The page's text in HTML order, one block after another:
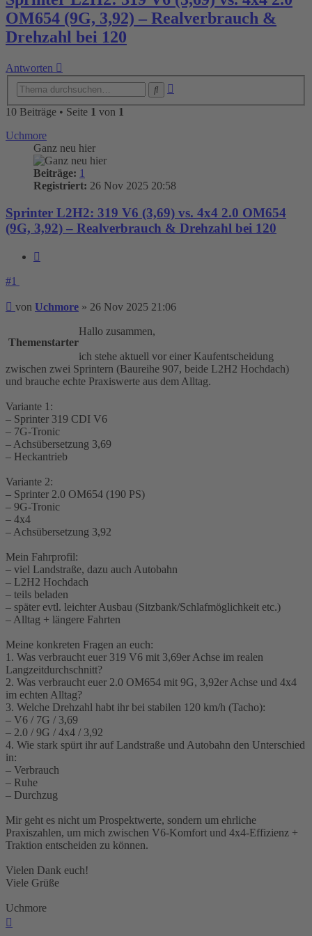
OM654 (9G, 3,92) – Realverbrauch &
Drehzahl bei 120
Antworten
10 Beiträge • Seite 1 von 1
Uchmore
Ganz neu hier
Beiträge: 1
Registriert: 26 Nov 2025 20:58
Sprinter L2H2: 319 V6 (3,69) vs. 4x4 2.0 OM654
(9G, 3,92) – Realverbrauch & Drehzahl bei 120
#1
Beitrag
von Uchmore » 26 Nov 2025 21:06
Themenstarter
Hallo zusammen,
ich stehe aktuell vor einer Kaufentscheidung
zwischen zwei Sprintern (Baureihe 907, beide L2H2 Hochdach)
und brauche echte Praxiswerte aus dem Alltag.
Variante 1:
– Sprinter 319 CDI V6
– 7G-Tronic
– Achsübersetzung 3,69
– Heckantrieb
Variante 2:
– Sprinter 2.0 OM654 (190 PS)
– 9G-Tronic
– 4x4
– Achsübersetzung 3,92
Mein Fahrprofil:
– viel Landstraße, dazu auch Autobahn
– L2H2 Hochdach
– teils beladen
– später evtl. leichter Ausbau (Sitzbank/Schlafmöglichkeit etc.)
– Alltag + längere Fahrten
Meine konkreten Fragen an euch:
1. Was verbraucht euer 319 V6 mit 3,69er Achse im realen
Langzeitdurchschnitt?
2. Was verbraucht euer 2.0 OM654 mit 9G, 3,92er Achse und 4x4
im echten Alltag?
3. Welche Drehzahl habt ihr bei stabilen 120 km/h (Tacho):
– V6 / 7G / 3,69
– 2.0 / 9G / 4x4 / 3,92
4. Wie stark spürt ihr auf Landstraße und Autobahn den Unterschied
in:
– Verbrauch
– Ruhe
– Durchzug
Mir geht es nicht um Prospektwerte, sondern um ehrliche
Praxiszahlen, um mich zwischen V6-Komfort und 4x4-Effizienz +
Traktion entscheiden zu können.
Vielen Dank euch!
Viele Grüße
Uchmore